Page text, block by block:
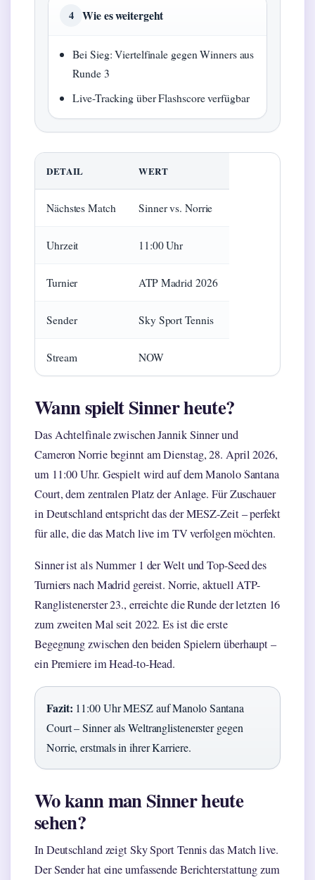
4 Wie es weitergeht
Bei Sieg: Viertelfinale gegen Winners aus
Runde 3
Live-Tracking über Flashscore verfügbar
DETAIL WERT
Nächstes Match Sinner vs. Norrie
Uhrzeit 11:00 Uhr
Turnier ATP Madrid 2026
Sender Sky Sport Tennis
Stream NOW
Wann spielt Sinner heute?
Das Achtelfinale zwischen Jannik Sinner und
Cameron Norrie beginnt am Dienstag, 28. April 2026,
um 11:00 Uhr. Gespielt wird auf dem Manolo Santana
Court, dem zentralen Platz der Anlage. Für Zuschauer
in Deutschland entspricht das der MESZ-Zeit – perfekt
für alle, die das Match live im TV verfolgen möchten.
Sinner ist als Nummer 1 der Welt und Top-Seed des
Turniers nach Madrid gereist. Norrie, aktuell ATP-
Ranglistenerster 23., erreichte die Runde der letzten 16
zum zweiten Mal seit 2022. Es ist die erste
Begegnung zwischen den beiden Spielern überhaupt –
ein Premiere im Head-to-Head.
Fazit: 11:00 Uhr MESZ auf Manolo Santana
Court – Sinner als Weltranglistenerster gegen
Norrie, erstmals in ihrer Karriere.
Wo kann man Sinner heute
sehen?
In Deutschland zeigt Sky Sport Tennis das Match live.
Der Sender hat eine umfassende Berichterstattung zum